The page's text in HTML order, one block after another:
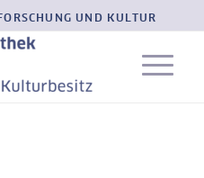
UND KULTUR